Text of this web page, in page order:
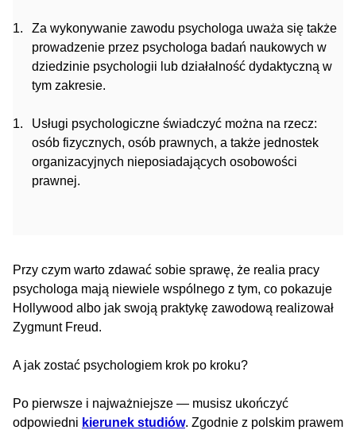
Za wykonywanie zawodu psychologa uważa się także
prowadzenie przez psychologa badań naukowych w
dziedzinie psychologii lub działalność dydaktyczną w
tym zakresie.
Usługi psychologiczne świadczyć można na rzecz:
osób fizycznych, osób prawnych, a także jednostek
organizacyjnych nieposiadających osobowości
prawnej.
Przy czym warto zdawać sobie sprawę, że realia pracy
psychologa mają niewiele wspólnego z tym, co pokazuje
Hollywood albo jak swoją praktykę zawodową realizował
Zygmunt Freud.
A jak zostać psychologiem krok po kroku?
Po pierwsze i najważniejsze — musisz ukończyć
odpowiedni kierunek studiów. Zgodnie z polskim prawem